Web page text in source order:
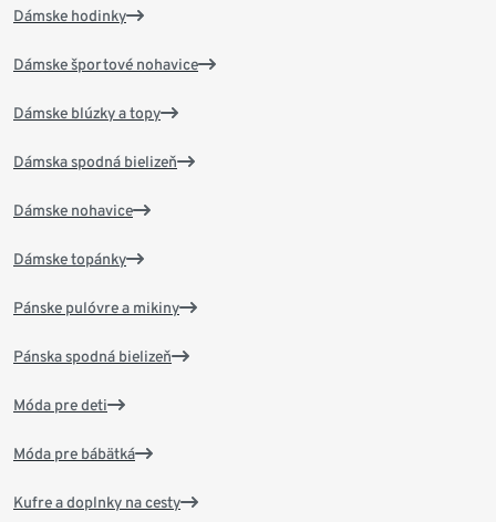
Dámske hodinky
Dámske športové nohavice
Dámske blúzky a topy
Dámska spodná bielizeň
Dámske nohavice
Dámske topánky
Pánske pulóvre a mikiny
Pánska spodná bielizeň
Móda pre deti
Móda pre bábätká
Kufre a doplnky na cesty